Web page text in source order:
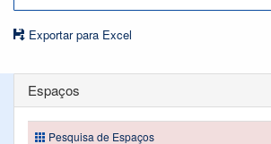
Exportar para Excel
Espaços
Pesquisa de Espaços